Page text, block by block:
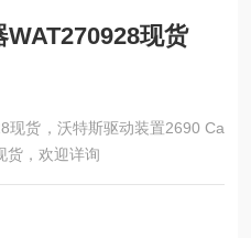
现货
现货，沃特斯驱动装置2690 Ca
货，欢迎详询